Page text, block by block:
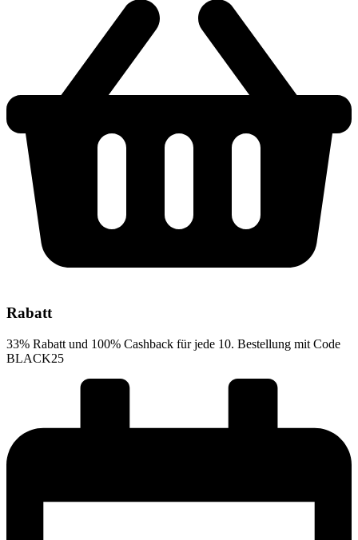
Rabatt
33% Rabatt und 100% Cashback für jede 10. Bestellung mit Code
BLACK25